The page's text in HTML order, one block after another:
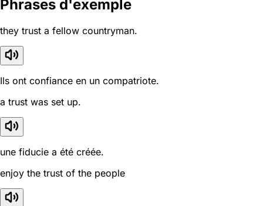
Phrases d'exemple
they trust a fellow countryman.
Ils ont confiance en un compatriote.
a trust was set up.
une fiducie a été créée.
enjoy the trust of the people